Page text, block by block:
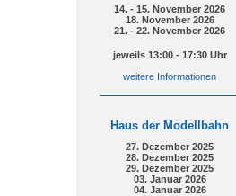
14. - 15. November 2026
18. November 2026
21. - 22. November 2026
jeweils 13:00 - 17:30 Uhr
weitere Informationen
Haus der Modellbahn
27. Dezember 2025
28. Dezember 2025
29. Dezember 2025
03. Januar 2026
04. Januar 2026